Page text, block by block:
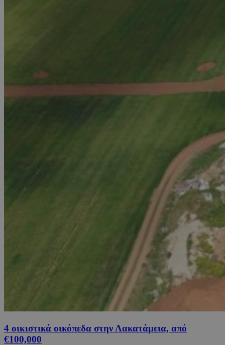
4 οικιστικά οικόπεδα στην Λακατάμεια, από
€100,000